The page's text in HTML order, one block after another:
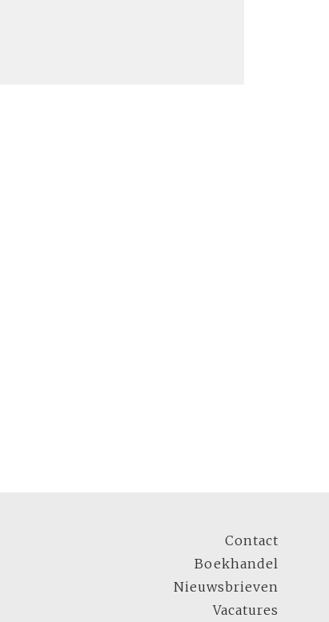
Contact
Boekhandel
Nieuwsbrieven
Vacatures